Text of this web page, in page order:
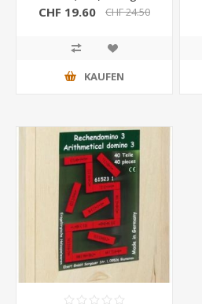
CHF 19.60 CHF 24.50
KAUFEN